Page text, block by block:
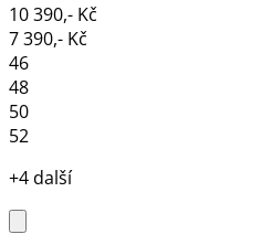
10 390,- Kč
7 390,- Kč
46
48
50
52
+4 další